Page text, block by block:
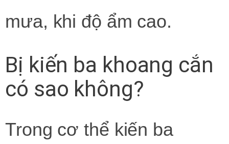
mưa, khi độ ẩm cao.
Bị kiến ba khoang cắn
có sao không?
Trong cơ thể kiến ba